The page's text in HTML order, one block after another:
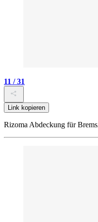
11 / 31
Link kopieren
Rizoma Abdeckung für